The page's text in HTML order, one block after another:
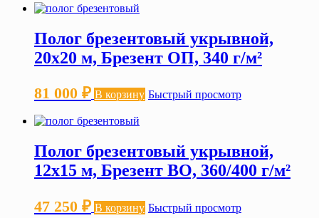
Полог брезентовый укрывной,
20х20 м, Брезент ОП, 340 г/м²
81 000 ₽ В корзину Быстрый просмотр
Полог брезентовый укрывной,
12х15 м, Брезент ВО, 360/400 г/м²
47 250 ₽ В корзину Быстрый просмотр